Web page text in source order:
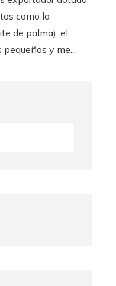
como la
de palma), el
y me...